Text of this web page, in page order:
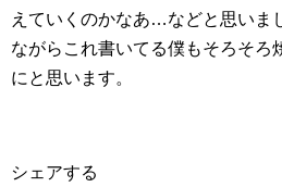
えていくのかなあ…などと思いま
ながらこれ書いてる僕もそろそろ
にと思います。
シェアする